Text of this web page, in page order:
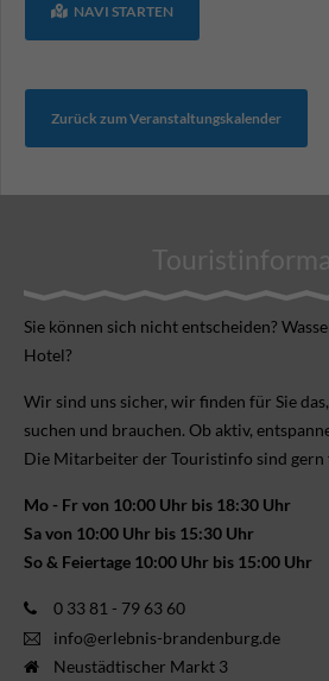
NAVI STARTEN
Zurück zum Veranstaltungskalender
Sie können sich nicht ent­scheiden?
Hotel?
Wir sind uns sicher, wir finden für Sie
suchen und brauchen. Ob aktiv,
Die Mitarbeiter der Touristinfo sind gern
Mo - Fr von 10:00 Uhr bis 18:30 Uhr
Sa von 10:00 Uhr bis 15:30 Uhr
So & Feiertage 10:00 Uhr bis 15:00 Uhr
0 33 81 - 79 63 60
info@erlebnis-brandenburg.de
Neustädtischer Markt 3